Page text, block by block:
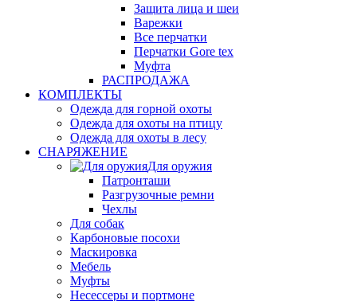
Защита лица и шеи
Варежки
Все перчатки
Перчатки Gore tex
Муфта
РАСПРОДАЖА
КОМПЛЕКТЫ
Одежда для горной охоты
Одежда для охоты на птицу
Одежда для охоты в лесу
СНАРЯЖЕНИЕ
Для оружия
Патронташи
Разгрузочные ремни
Чехлы
Для собак
Карбоновые посохи
Маскировка
Мебель
Муфты
Несессеры и портмоне